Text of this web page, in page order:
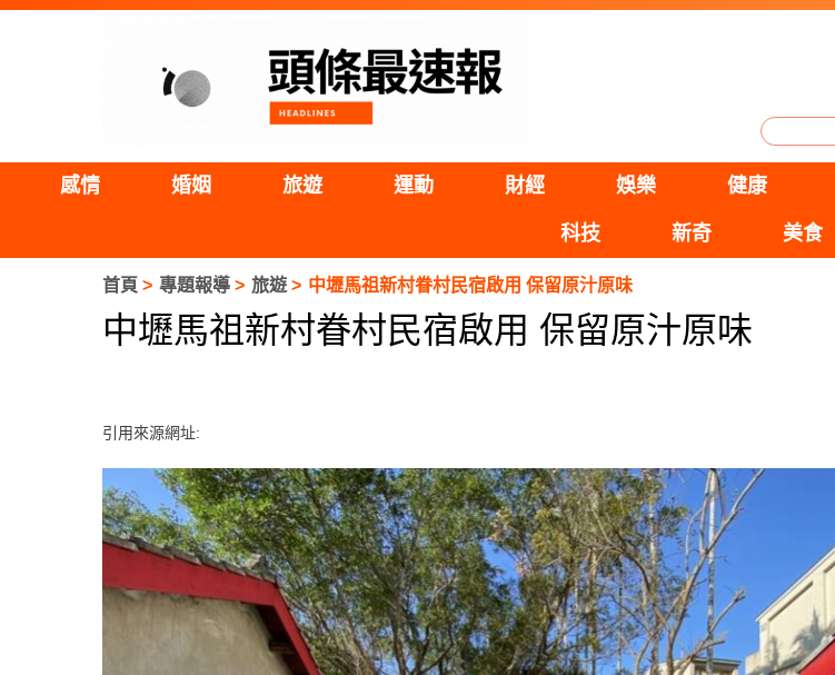
感情 婚姻 旅遊 運動 財經 娛樂 健康
科技 新奇 美食
首頁 專題報導 旅遊 中壢馬祖新村眷村民宿啟用 保留原汁原味
中壢馬祖新村眷村民宿啟用 保留原汁原味
引用來源網址: